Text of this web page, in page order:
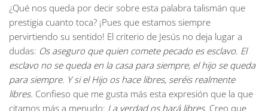
¿Qué nos queda por decir sobre esta palabra talismán que
prestigia cuanto toca? ¡Pues que estamos siempre
pervirtiendo su sentido! El criterio de Jesús no deja lugar a
dudas: Os aseguro que quien comete pecado es esclavo. El
esclavo no se queda en la casa para siempre, el hijo se queda
para siempre. Y si el Hijo os hace libres, seréis realmente
libres. Confieso que me gusta más esta expresión que la que
citamos más a menudo: La verdad os hará libres. Creo que